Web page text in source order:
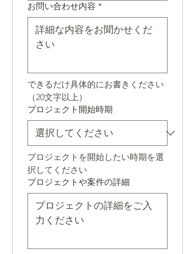
お問い合わせ内容 *
できるだけ具体的にお書きください
（20文字以上）
プロジェクト開始時期
プロジェクトを開始したい時期を選
択してください
プロジェクトや案件の詳細